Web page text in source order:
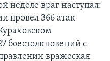
неделе враг наступал:
провел 366 атак
боестолкновений с
вражеская